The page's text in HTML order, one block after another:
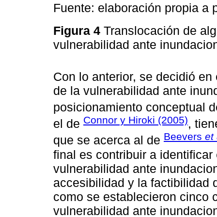
Fuente: elaboración propia a
Figura 4 Translocación de
vulnerabilidad ante
Con lo anterior, se decidió
de la vulnerabilidad ante
posicionamiento conceptual
el de Connor y Hiroki (2005),
que se acerca al de Beevers et
final es contribuir a
vulnerabilidad ante
accesibilidad y la factibilidad
como se establecieron cinco
vulnerabilidad ante